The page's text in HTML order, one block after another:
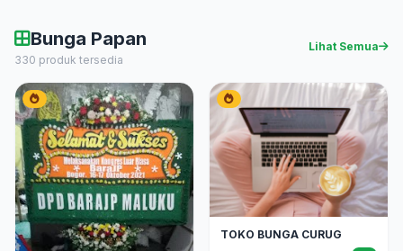
Bunga Papan
330 produk tersedia
Lihat Semua
TOKO BUNGA CURUG